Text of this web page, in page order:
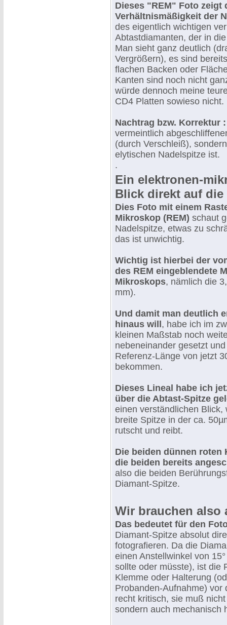
Dieses "REM" Foto zeigt
Verhältnismäßigkeit der
des eigentlich wichtigen
Abtastdiamanten, der in
Man sieht ganz deutlich
Vergrößern), es sind
flachen Backen oder
Kanten sind noch nicht
würde dennoch meine
CD4 Platten sowieso nicht.
Nachtrag bzw. Korrektur
vermeintlich
(durch Verschleiß),
elytischen Nadelspitze ist.
.
Ein elektronen-
Blick direkt auf die
Dies Foto mit einem
Mikroskop (REM) schaut
Nadelspitze, etwas zu
das ist unwichtig.
Wichtig ist hierbei der
des REM eingeblendete
Mikroskops, nämlich die
mm).
Und damit man deutlich
hinaus will , habe ich im
kleinen Maßstab noch
nebeneinander gesetzt
Referenz-Länge von jetzt
bekommen.
Dieses Lineal habe ich
über die Abtast-Spitze
einen verständlichen Blick,
breite Spitze in der ca.
rutscht und reibt.
Die beiden dünnen roten
die beiden bereits
also die beiden
Diamant-Spitze.
Wir brauchen also
Das bedeutet für den
Diamant-Spitze absolut
fotografieren. Da die
einen Anstellwinkel von
sollte oder müsste), ist die
Klemme oder Halterung
Probanden-Aufnahme) vor
recht kritisch, sie muß
sondern auch mechanisch